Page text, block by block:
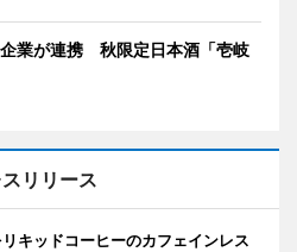
業が連携 秋限定日本酒「壱岐
リリース
キッドコーヒーのカフェインレス